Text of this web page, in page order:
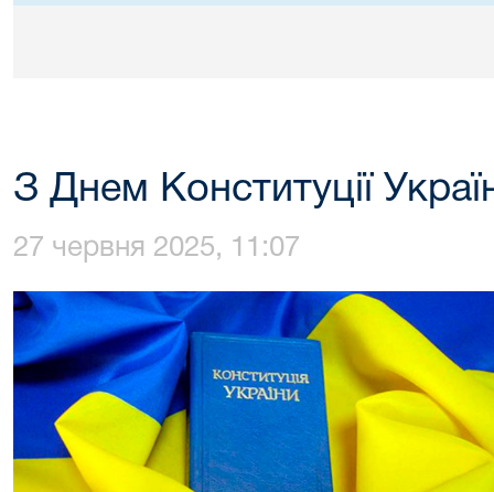
З Днем Конституції
27 червня 2025, 11:07